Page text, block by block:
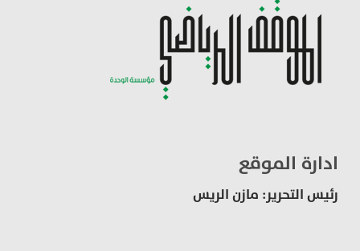
ادارة الموقع
رئيس التحرير: مازن الريس